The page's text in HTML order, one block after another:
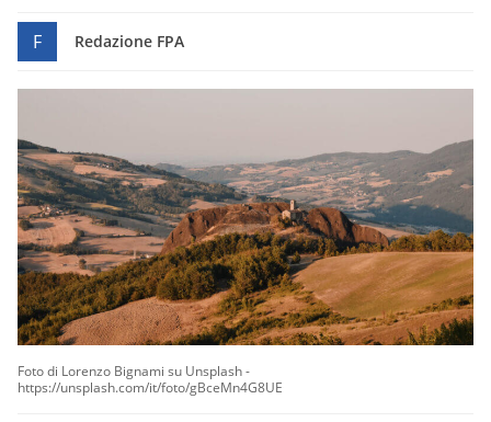
F Redazione FPA
Foto di Lorenzo Bignami su Unsplash -
https://unsplash.com/it/foto/gBceMn4G8UE